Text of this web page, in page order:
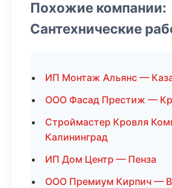
Похожие компании:
Сантехнические
ИП Монтаж Альянс —
ООО Фасад Престиж —
Строймастер Кровля
Калининград
ИП Дом Центр — Пенза
ООО Премиум Кирпич —